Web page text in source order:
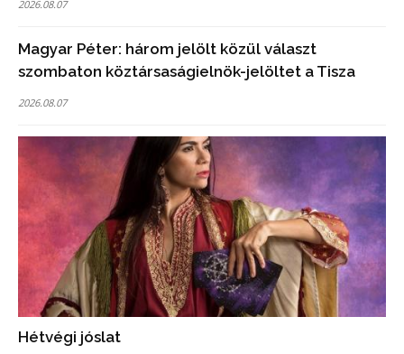
2026.08.07
Magyar Péter: három jelölt közül választ
szombaton köztársaságielnök-jelöltet a Tisza
2026.08.07
Hétvégi jóslat